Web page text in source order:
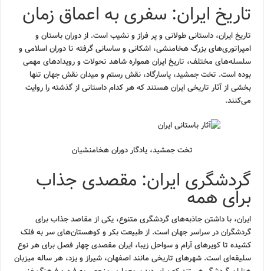
تاریخ ایران: سفری به اعماق زمان
تاریخ ایران، داستانی طولانی و پر فراز و نشیب است. از دوران باستان و
امپراتوری‌های بزرگ هخامنشی، اشکانی و ساسانی گرفته تا دوران اسلامی و
سلسله‌های مختلف، تاریخ ایران همواره شاهد تحولات و رویدادهای مهمی
بوده است. تخت جمشید، پاسارگاد، نقش رستم و میدان نقش جهان تنها
بخشی از آثار تاریخی ایران هستند که هر کدام داستانی از گذشته را روایت
می‌کنند.
تخت جمشید، یادگار دوران هخامنشیان
گردشگری ایران: مقصدی جذاب
برای همه
ایران، با داشتن جاذبه‌های گردشگری متنوع، یکی از مقاصد جذاب برای
گردشگران در سراسر جهان است. از طبیعت بکر و کوهستان‌های سر به فلک
کشیده تا کویرهای آرام و سواحل زیبا، ایران مقصدی چهار فصل برای هر نوع
سلیقه‌ای است. شهرهای تاریخی مانند اصفهان، شیراز و یزد، هر ساله میزبان